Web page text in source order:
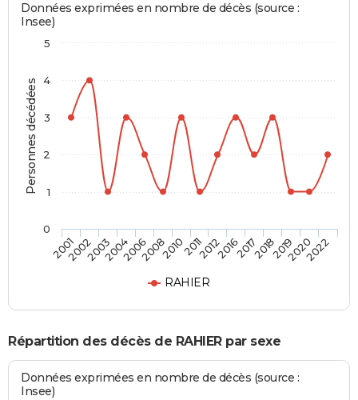
Personnes décédées
Données exprimées en nombre de décès (source :
Insee)
RAHIER
200120022003200420062008201020112012201620172018201920202022
0
1
2
3
4
5
Répartition des décès de RAHIER par sexe
Données exprimées en nombre de décès (source :
Insee)